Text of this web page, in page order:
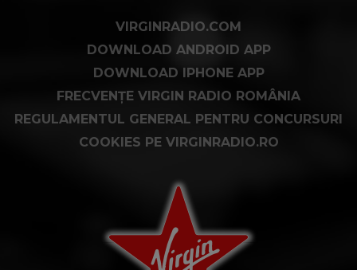
VIRGINRADIO.COM
DOWNLOAD ANDROID APP
DOWNLOAD IPHONE APP
FRECVENȚE VIRGIN RADIO ROMÂNIA
REGULAMENTUL GENERAL PENTRU CONCURSURI
COOKIES PE VIRGINRADIO.RO